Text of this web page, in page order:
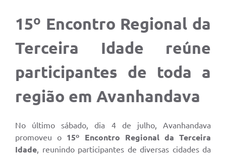
15º Encontro Regional da
Terceira Idade reúne
participantes de toda a
região em Avanhandava
No último sábado, dia 4 de julho, Avanhandava
promoveu o 15º Encontro Regional da Terceira
Idade , reunindo participantes de diversas cidades da